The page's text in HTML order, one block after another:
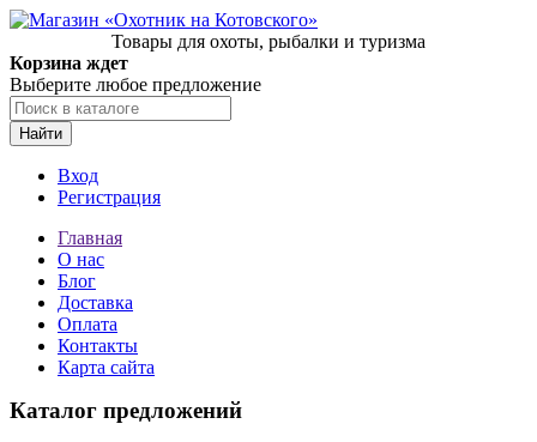
Товары для охоты, рыбалки и туризма
Корзина ждет
Выберите любое предложение
Найти
Вход
Регистрация
Главная
О нас
Блог
Доставка
Оплата
Контакты
Карта сайта
Каталог предложений